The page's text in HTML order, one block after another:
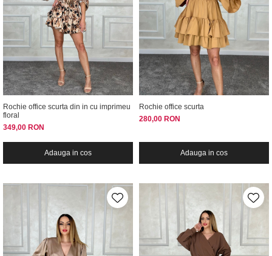
Rochie office scurta din in cu imprimeu
floral
349,00 RON
Adauga in cos
Rochie office scurta
280,00 RON
Adauga in cos